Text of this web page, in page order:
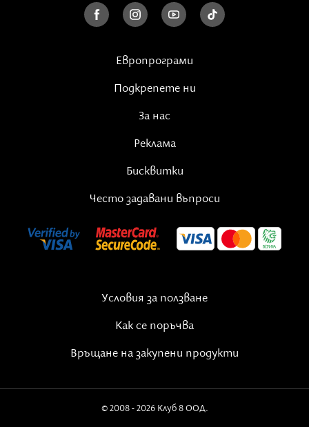
Европрограми
Подкрепете ни
За нас
Реклама
Бисквитки
Често задавани въпроси
Условия за ползване
Как се поръчва
Връщане на закупени продукти
© 2008 - 2026 Клуб 8 ООД.